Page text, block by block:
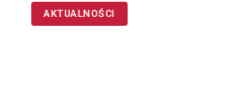
AKTUALNOŚCI